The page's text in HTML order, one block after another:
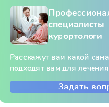
специалисты
курортологи
Расскажут вам какой
подходят вам для
Задать